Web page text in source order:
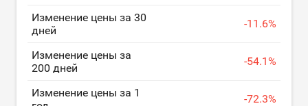
Изменение цены за 30
дней
-11.6%
Изменение цены за
200 дней
-54.1%
Изменение цены за 1
-72.3%